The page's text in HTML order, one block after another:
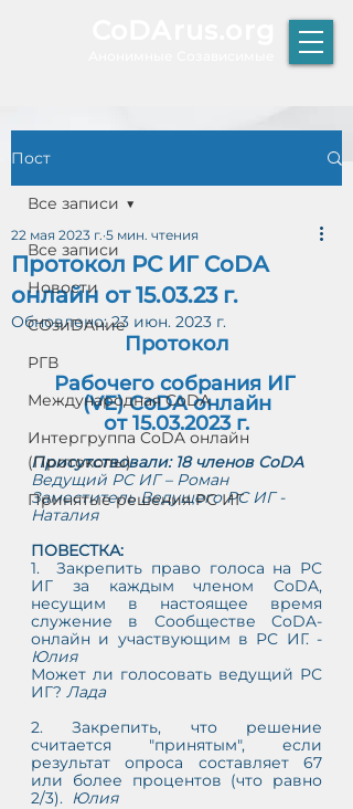
ОТ
ЫТИЕ
С
АМ
О
Пост
Все записи
Новости
COзиDAние
РГВ
Международная CoDA
Интергруппа CoDA онлайн
(Протоколы)
Принятые решения РС ИГ
Все записи
Протокол РС ИГ CoDA
онлайн от 15.03.23 г.
22 мая 2023 г. 5 мин. чтения
Обновлено:23 июн. 2023 г.
Протокол
Рабочего собрания ИГ
(VE) CoDА онлайн
от 15.03.2023 г.
Присутствовали: 18 членов CoDA
Ведущий РС ИГ – Роман
Заместитель Ведущего РС ИГ -
Наталия
ПОВЕСТКА:
1.  Закрепить право голоса на РС
ИГ за каждым членом CoDA,
несущим в настоящее время
служение в Сообществе CoDA-
Юлия
Может ли голосовать ведущий РС
ИГ? Лада
2. Закрепить, что решение
считается "принятым", если
результат опроса составляет 67
или более процентов (что равно
2/3). Юлия